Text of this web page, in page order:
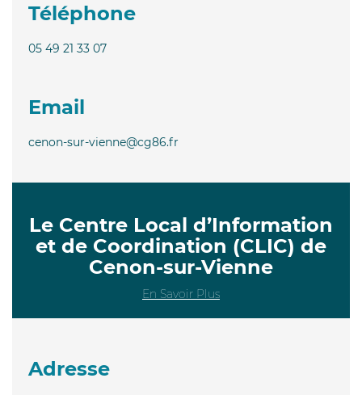
Téléphone
05 49 21 33 07
Email
cenon-sur-vienne@cg86.fr
Le Centre Local d’Information
et de Coordination (CLIC) de
Cenon-sur-Vienne
En Savoir Plus
Adresse